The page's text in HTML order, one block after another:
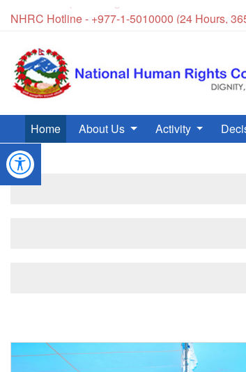
NHRC Hotline - +977-1-5010000 (24 Hours,
Home About Us Activity